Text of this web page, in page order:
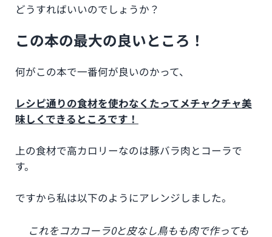
どうすればいいのでしょうか？
この本の最大の良いところ！
何がこの本で一番何が良いのかって、
レシピ通りの食材を使わなくたってメチャクチャ美
味しくできるところです！
上の食材で高カロリーなのは豚バラ肉とコーラで
す。
ですから私は以下のようにアレンジしました。
これをコカコーラ0と皮なし鳥もも肉で作っても